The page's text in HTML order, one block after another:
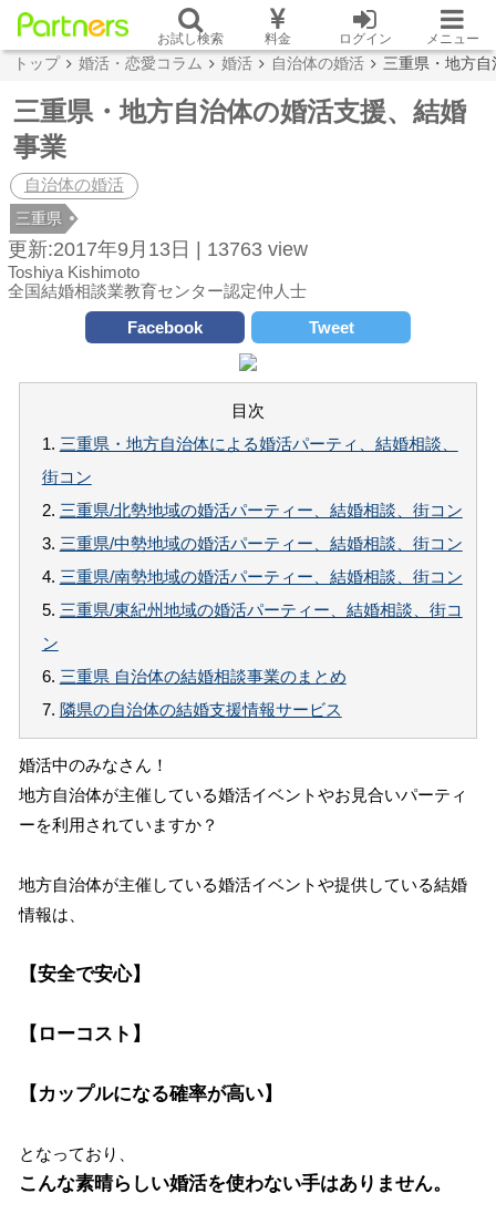
お試し検索 料金 ログイン メニュー
トップ 婚活・恋愛コラム 婚活 自治体の婚活 三重県・地方
三重県・地方自治体の婚活支援、結婚
事業
自治体の婚活
三重県
更新:2017年9月13日 | 13763 view
Toshiya Kishimoto
全国結婚相談業教育センター認定仲人士
Facebook
Tweet
目次
1. 三重県・地方自治体による婚活パーティ、結婚相談、
街コン
2. 三重県/北勢地域の婚活パーティー、結婚相談、街コン
3. 三重県/中勢地域の婚活パーティー、結婚相談、街コン
4. 三重県/南勢地域の婚活パーティー、結婚相談、街コン
5. 三重県/東紀州地域の婚活パーティー、結婚相談、街コ
ン
6. 三重県 自治体の結婚相談事業のまとめ
7. 隣県の自治体の結婚支援情報サービス
婚活中のみなさん！
地方自治体が主催している婚活イベントやお見合いパーティ
ーを利用されていますか？
地方自治体が主催している婚活イベントや提供している結婚
情報は、
【安全で安心】
【ローコスト】
【カップルになる確率が高い】
となっており、
こんな素晴らしい婚活を使わない手はありません。